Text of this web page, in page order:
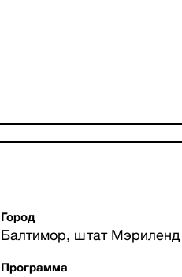
Город
Балтимор, штат Мэриленд
Программа